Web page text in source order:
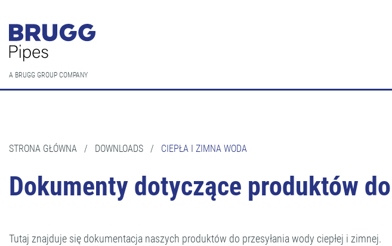
A BRUGG GROUP COMPANY
STRONA GŁÓWNA / DOWNLOADS / CIEPŁA I ZIMNA WODA
Dokumenty dotyczące produktów
Tutaj znajduje się dokumentacja naszych produktów do przesyłania wody ciepłej i zimnej.